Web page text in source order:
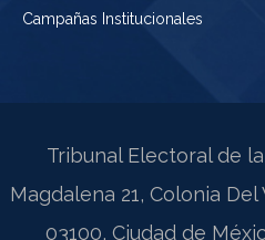
Campañas Institucionales
Tribunal Electoral de
Magdalena 21, Colonia Del
03100, Ciudad de